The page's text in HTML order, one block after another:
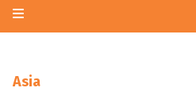
Asia